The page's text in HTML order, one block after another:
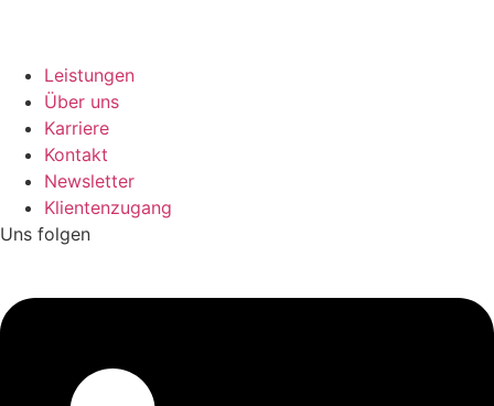
Leistungen
Über uns
Karriere
Kontakt
Newsletter
Klientenzugang
Uns folgen